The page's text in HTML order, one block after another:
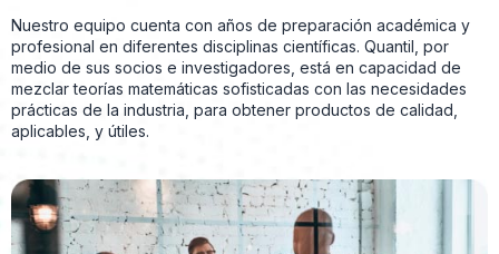
Nuestro equipo cuenta con años de preparación académica y
profesional en diferentes disciplinas científicas. Quantil, por
medio de sus socios e investigadores, está en capacidad de
mezclar teorías matemáticas sofisticadas con las necesidades
prácticas de la industria, para obtener productos de calidad,
aplicables, y útiles.